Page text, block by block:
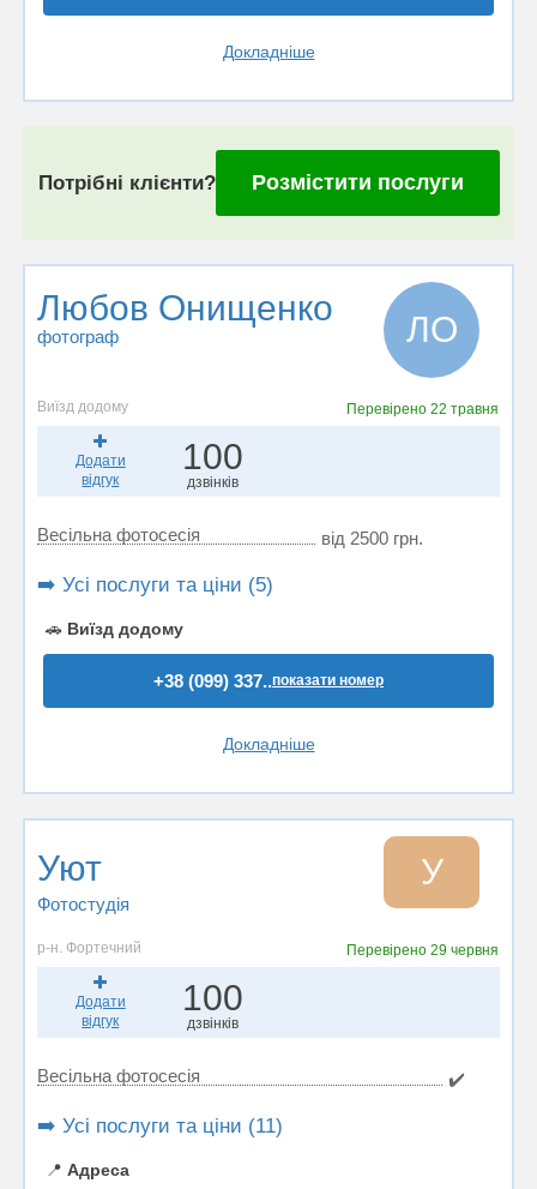
Докладніше
Потрібні клієнти? Розмістити послуги
Любов Онищенко
фотограф ЛО
Виїзд додому Перевірено22 травня
Додати
відгук
100
дзвінків
Весільна фотосесія від 2500 грн.
➡️ Усі послуги та ціни (5)
🚗 Виїзд додому
+38 (099) 337..показати номер
Докладніше
Уют
Фотостудiя
У
р-н. Фортечний Перевірено29 червня
Додати
відгук
100
дзвінків
Весільна фотосесія ✔️
➡️ Усі послуги та ціни (11)
📍 Адреса